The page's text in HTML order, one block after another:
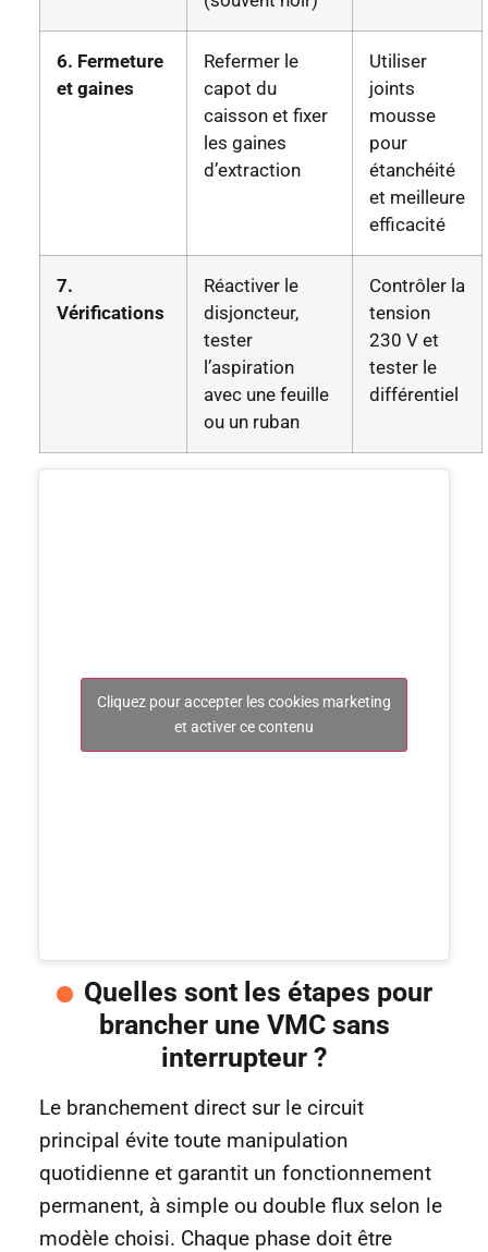
6. Fermeture
et gaines
Refermer le
capot du
caisson et fixer
les gaines
d’extraction
Utiliser
joints
mousse
pour
étanchéité
et meilleure
efficacité
7.
Vérifications
Réactiver le
disjoncteur,
tester
l’aspiration
avec une feuille
ou un ruban
Contrôler la
tension
230 V et
tester le
différentiel
Cliquez pour accepter les cookies marketing
et activer ce contenu
Quelles sont les étapes pour
brancher une VMC sans
interrupteur ?
Le branchement direct sur le circuit
principal évite toute manipulation
quotidienne et garantit un fonctionnement
permanent, à simple ou double flux selon le
modèle choisi. Chaque phase doit être